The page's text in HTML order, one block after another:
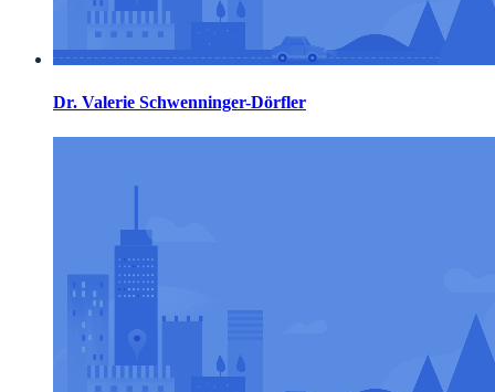
Dr. Valerie Schwenninger-Dörfler